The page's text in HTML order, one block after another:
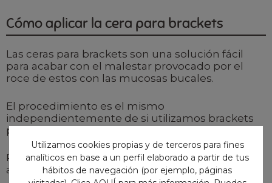
Cómo aplicar la cera para brackets
Las ceras para brackets son una solución fácil
para acabar con el malestar provocado por el
roce de estos con las mucosas bucales.
El procedimiento es el mismo
independientemente de si utilizamos brackets
para adultos obrackets infantiles.
Para poder colocar la cera para brackets
adecuadamente debes seguir estos pasos:
Utilizamos cookies propias y de terceros para fines
analíticos en base a un perfil elaborado a partir de tus
hábitos de navegación (por ejemplo, páginas